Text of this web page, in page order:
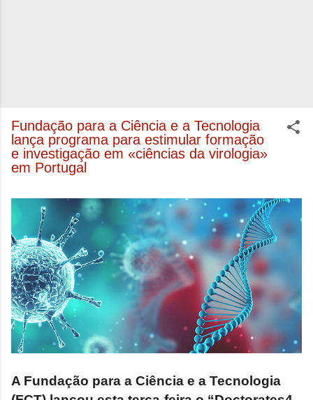
Fundação para a Ciência e a Tecnologia
lança programa para estimular formação
e investigação em «ciências da virologia»
em Portugal
A Fundação para a Ciência e a Tecnologia